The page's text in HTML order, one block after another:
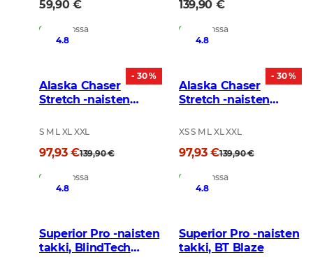
59,90 €
Varastossa
139,90 €
Varastossa
- 30 %
4.8
Alaska Chaser
Stretch -naisten
S M L XL XXL
97,93 €139,90 €
Varastossa
- 30 %
4.8
Alaska Chaser
Stretch -naisten
XS S M L XL XXL
97,93 €139,90 €
Varastossa
4.8
Superior Pro -naisten
takki, BlindTech
4.8
Superior Pro -naisten
takki, BT Blaze